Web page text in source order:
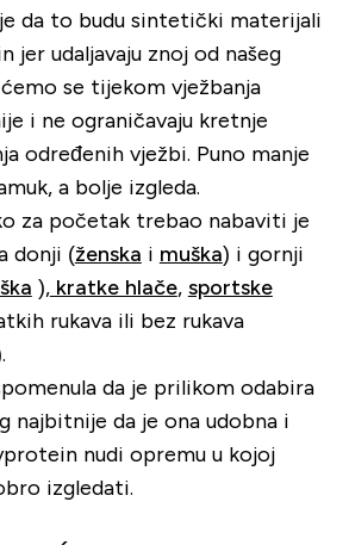
da to budu sintetički materijali
jer udaljavaju znoj od našeg
se tijekom vježbanja
i ne ograničavaju kretnje
određenih vježbi. Puno manje
a bolje izgleda.
za početak trebao nabaviti je
donji (ženska i muška) i gornji
),kratke hlače, sportske
rukava ili bez rukava
da je prilikom odabira
najbitnije da je ona udobna i
nudi opremu u kojoj
izgledati.